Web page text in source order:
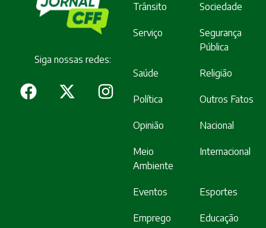
Siga nossas redes:
Trânsito Sociedade
Serviço
Segurança
Pública
Saúde Religião
Política Outros Fatos
Opinião Nacional
Meio
Ambiente
Internacional
Eventos Esportes
Emprego Educação